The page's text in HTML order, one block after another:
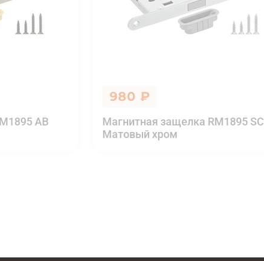
AB
980 ₽
Магнитная защелка RM1895 SC
Матовый хром